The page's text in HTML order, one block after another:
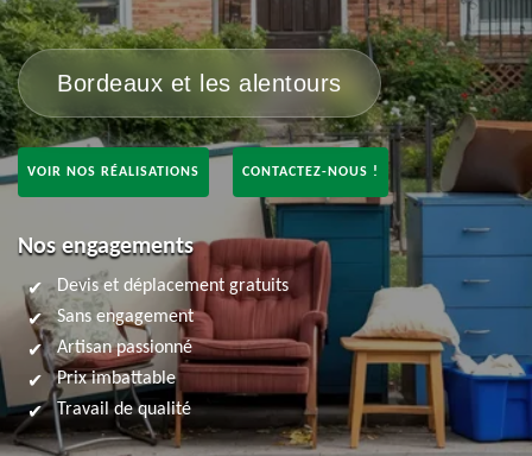
Bordeaux et les alentours
VOIR NOS RÉALISATIONS CONTACTEZ-NOUS !
Nos engagements
Devis et déplacement gratuits
Sans engagement
Artisan passionné
Prix imbattable
Travail de qualité